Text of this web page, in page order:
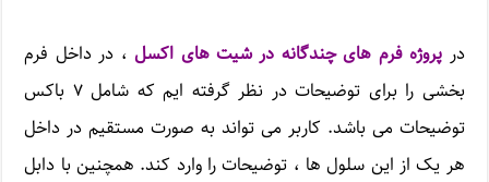
در پروژه فرم های چندگانه در شیت های اکسل، در داخل فرم
بخشی را برای توضیحات در نظر گرفته ایم که شامل ۷ باکس
توضیحات می باشد. کاربر می تواند به صورت مستقیم در داخل
هر یک از این سلول ها ، توضیحات را وارد کند. همچنین با دابل